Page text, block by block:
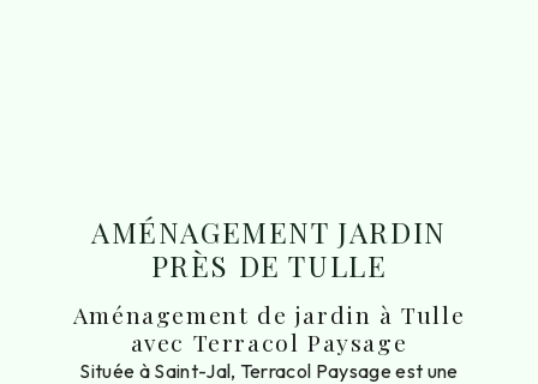
AMÉNAGEMENT JARDIN
PRÈS DE TULLE
Aménagement de jardin à Tulle
avec Terracol Paysage
Située à Saint-Jal, Terracol Paysage est une